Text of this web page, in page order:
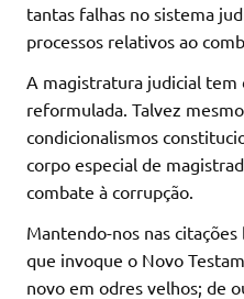
tantas falhas no sistema
processos relativos ao
A magistratura judicial tem
reformulada. Talvez
condicionalismos
corpo especial de
combate à corrupção.
Mantendo-nos nas
que invoque o Novo
novo em odres velhos; de